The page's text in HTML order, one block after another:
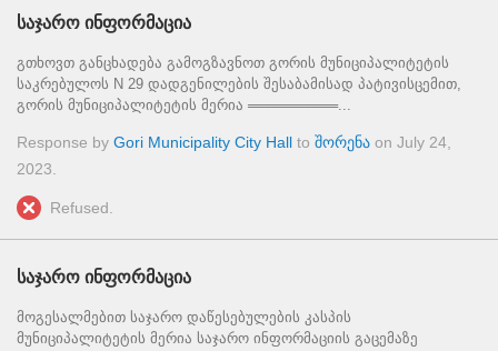
საჯარო ინფორმაცია
გთხოვთ განცხადება გამოგზავნოთ გორის მუნიციპალიტეტის
საკრებულოს N 29 დადგენილების შესაბამისად პატივისცემით,
გორის მუნიციპალიტეტის მერია ═════════...
Response by Gori Municipality City Hall to შორენა on July 24,
2023
Refused.
საჯარო ინფორმაცია
მოგესალმებით საჯარო დაწესებულების კასპის
მუნიციპალიტეტის მერია საჯარო ინფორმაციის გაცემაზე